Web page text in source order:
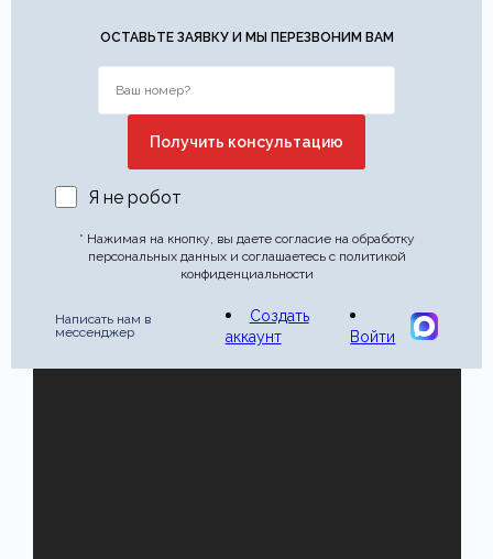
ОСТАВЬТЕ ЗАЯВКУ И МЫ ПЕРЕЗВОНИМ ВАМ
Я не робот
* Нажимая на кнопку, вы даете согласие на обработку
персональных данных и соглашаетесь с политикой
конфиденциальности
Написать нам в
мессенджер
Создать
аккаунт
Войти